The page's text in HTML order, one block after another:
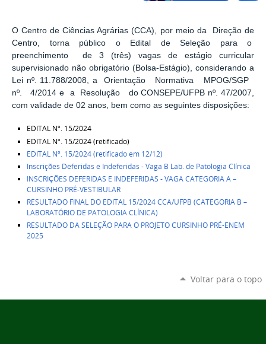
O Centro de Ciências Agrárias (CCA), por meio da Direção de
Centro, torna público o Edital de Seleção para o
preenchimento de 3 (três) vagas de estágio curricular
supervisionado não obrigatório (Bolsa-Estágio), considerando a
Lei nº. 11.788/2008, a Orientação Normativa MPOG/SGP
nº. 4/2014 e a Resolução do CONSEPE/UFPB nº. 47/2007,
com validade de 02 anos, bem como as seguintes disposições:
EDITAL Nº. 15/2024
EDITAL Nº. 15/2024 (retificado)
EDITAL Nº. 15/2024 (retificado em 12/12)
Inscrições Deferidas e Indeferidas - Vaga B Lab. de Patologia Clínica
INSCRIÇÕES DEFERIDAS E INDEFERIDAS - VAGA CATEGORIA A –
CURSINHO PRÉ-VESTIBULAR
RESULTADO FINAL DO EDITAL 15/2024 CCA/UFPB (CATEGORIA B –
LABORATÓRIO DE PATOLOGIA CLÍNICA)
RESULTADO DA SELEÇÃO PARA O PROJETO CURSINHO PRÉ-ENEM
2025
Voltar para o topo